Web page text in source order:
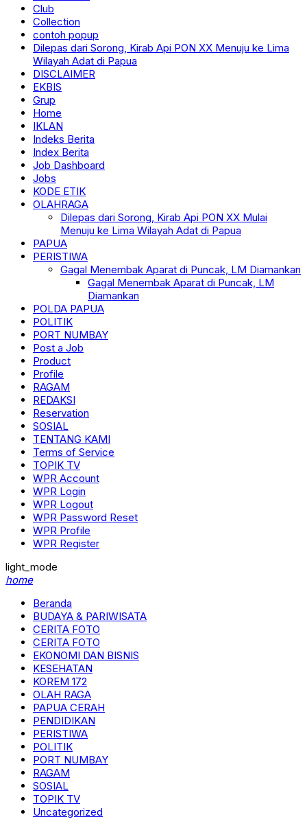
Club
Collection
contoh popup
Dilepas dari Sorong, Kirab Api PON XX Menuju ke Lima
Wilayah Adat di Papua
DISCLAIMER
EKBIS
Grup
Home
IKLAN
Indeks Berita
Index Berita
Job Dashboard
Jobs
KODE ETIK
OLAHRAGA
Dilepas dari Sorong, Kirab Api PON XX Mulai
Menuju ke Lima Wilayah Adat di Papua
PAPUA
PERISTIWA
Gagal Menembak Aparat di Puncak, LM Diamankan
Gagal Menembak Aparat di Puncak, LM
Diamankan
POLDA PAPUA
POLITIK
PORT NUMBAY
Post a Job
Product
Profile
RAGAM
REDAKSI
Reservation
SOSIAL
TENTANG KAMI
Terms of Service
TOPIK TV
WPR Account
WPR Login
WPR Logout
WPR Password Reset
WPR Profile
WPR Register
light_mode
home
Beranda
BUDAYA & PARIWISATA
CERITA FOTO
CERITA FOTO
EKONOMI DAN BISNIS
KESEHATAN
KOREM 172
OLAH RAGA
PAPUA CERAH
PENDIDIKAN
PERISTIWA
POLITIK
PORT NUMBAY
RAGAM
SOSIAL
TOPIK TV
Uncategorized